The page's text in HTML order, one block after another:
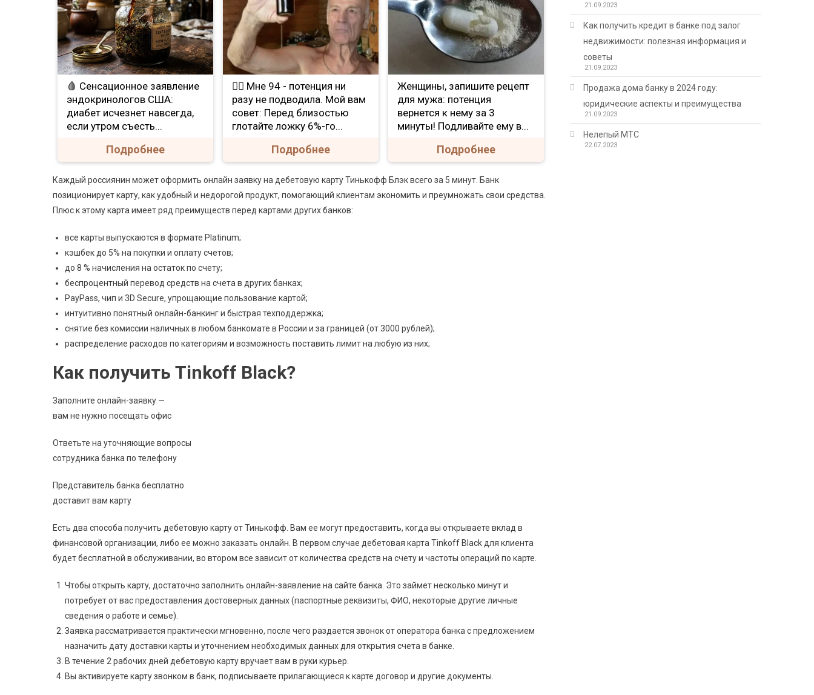
🩸 Сенсационное заявление
эндокринологов США:
диабет исчезнет навсегда,
если утром съесть...
Подробнее
❤️‍🔥 Мне 94 - потенция ни
разу не подводила. Мой вам
совет: Перед близостью
глотайте ложку 6%-го...
Подробнее
Женщины, запишите рецепт
для мужа: потенция
вернется к нему за 3
минуты! Подливайте ему в...
Подробнее
Каждый россиянин может оформить онлайн заявку на дебетовую карту Тинькофф Блэк всего за 5 минут. Банк
позиционирует карту, как удобный и недорогой продукт, помогающий клиентам экономить и преумножать свои средства.
Плюс к этому карта имеет ряд преимуществ перед картами других банков:
все карты выпускаются в формате Platinum;
кэшбек до 5% на покупки и оплату счетов;
до 8 % начисления на остаток по счету;
беспроцентный перевод средств на счета в других банках;
PayPass, чип и 3D Secure, упрощающие пользование картой;
интуитивно понятный онлайн-банкинг и быстрая техподдержка;
снятие без комиссии наличных в любом банкомате в России и за границей (от 3000 рублей);
распределение расходов по категориям и возможность поставить лимит на любую из них;
Как получить Tinkoff Black?
Заполните онлайн-заявку —
вам не нужно посещать офис
Ответьте на уточняющие вопросы
сотрудника банка по телефону
Представитель банка бесплатно
доставит вам карту
Есть два способа получить дебетовую карту от Тинькофф. Вам ее могут предоставить, когда вы открываете вклад в
финансовой организации, либо ее можно заказать онлайн. В первом случае дебетовая карта Tinkoff Black для клиента
будет бесплатной в обслуживании, во втором все зависит от количества средств на счету и частоты операций по карте.
Чтобы открыть карту, достаточно заполнить онлайн-заявление на сайте банка. Это займет несколько минут и
потребует от вас предоставления достоверных данных (паспортные реквизиты, ФИО, некоторые другие личные
сведения о работе и семье).
Заявка рассматривается практически мгновенно, после чего раздается звонок от оператора банка с предложением
назначить дату доставки карты и уточнением необходимых данных для открытия счета в банке.
В течение 2 рабочих дней дебетовую карту вручает вам в руки курьер.
Вы активируете карту звонком в банк, подписываете прилагающиеся к карте договор и другие документы.
21.09.2023
Как получить кредит в банке под залог
недвижимости: полезная информация и
советы
21.09.2023
Продажа дома банку в 2024 году:
юридические аспекты и преимущества
21.09.2023
Нелепый МТС
22.07.2023